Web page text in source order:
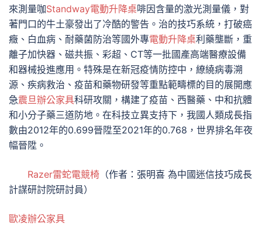
來測量咖Standway電動升降桌啡因含量的激光測量儀，對
著門口的牛土豪發出了冷酷的警告。治的技巧系統，打破癌
癥、白血病、耐藥菌防治等國外專電動升降桌利藥壟斷，重
離子加快器、磁共振、彩超、CT等一批國產高端醫療設備
和器械投進應用。特殊是在新冠疫情防控中，繚繞病毒溯
源、疾病救治、疫苗和藥物研發等重點範疇標的目的展開應
急震旦辦公家具科研攻關，構建了疫苗、西醫藥、中和抗體
和小分子藥三道防地。在科技立異支持下，我國人類成長指
數由2012年的0.699晉陞至2021年的0.768，世界排名年夜
幅晉陞。
Razer雷蛇電競椅 （作者：張明喜 為中國迷信技巧成長
計謀研討院研討員）
歐凌辦公家具